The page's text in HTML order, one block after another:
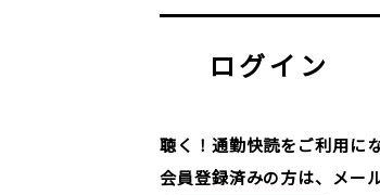
ログイン
聴く！通勤快読をご利用に
会員登録済みの方は、メー